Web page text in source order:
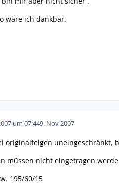
wäre ich dankbar.
um 07:449. Nov 2007
originalfelgen uneingeschränkt,
müssen nicht eingetragen
195/60/15